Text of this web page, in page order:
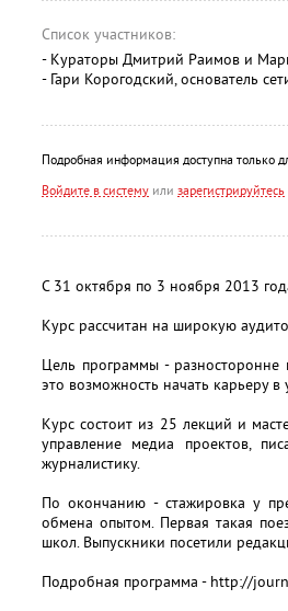
Список участников:
- Кураторы Дмитрий Раимов и
- Гари Корогодский, основатель
Подробная информация доступна только
Войдите в систему или зарегистрируйтесь
С 31 октября по 3 ноября 2013
Курс рассчитан на широкую
Цель программы -
это возможность начать карьеру
Курс состоит из 25 лекций и
управление медиа проектов,
журналистику.
По окончанию - стажировка у
обмена опытом. Первая такая
школ. Выпускники посетили
Подробная программа - http://